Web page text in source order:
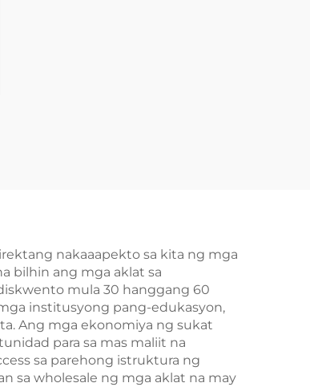
nakaaapekto sa kita ng mga
bilhin ang mga aklat sa
mula 30 hanggang 60
institusyong pang-edukasyon,
Ang mga ekonomiya ng sukat
para sa mas maliit na
sa parehong istruktura ng
sa wholesale ng mga aklat na may